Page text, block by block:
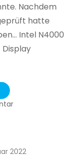
Nachdem
hatte
Intel N4000
Display
zu
2022